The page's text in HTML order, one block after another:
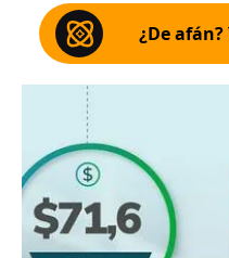
¿De afán?